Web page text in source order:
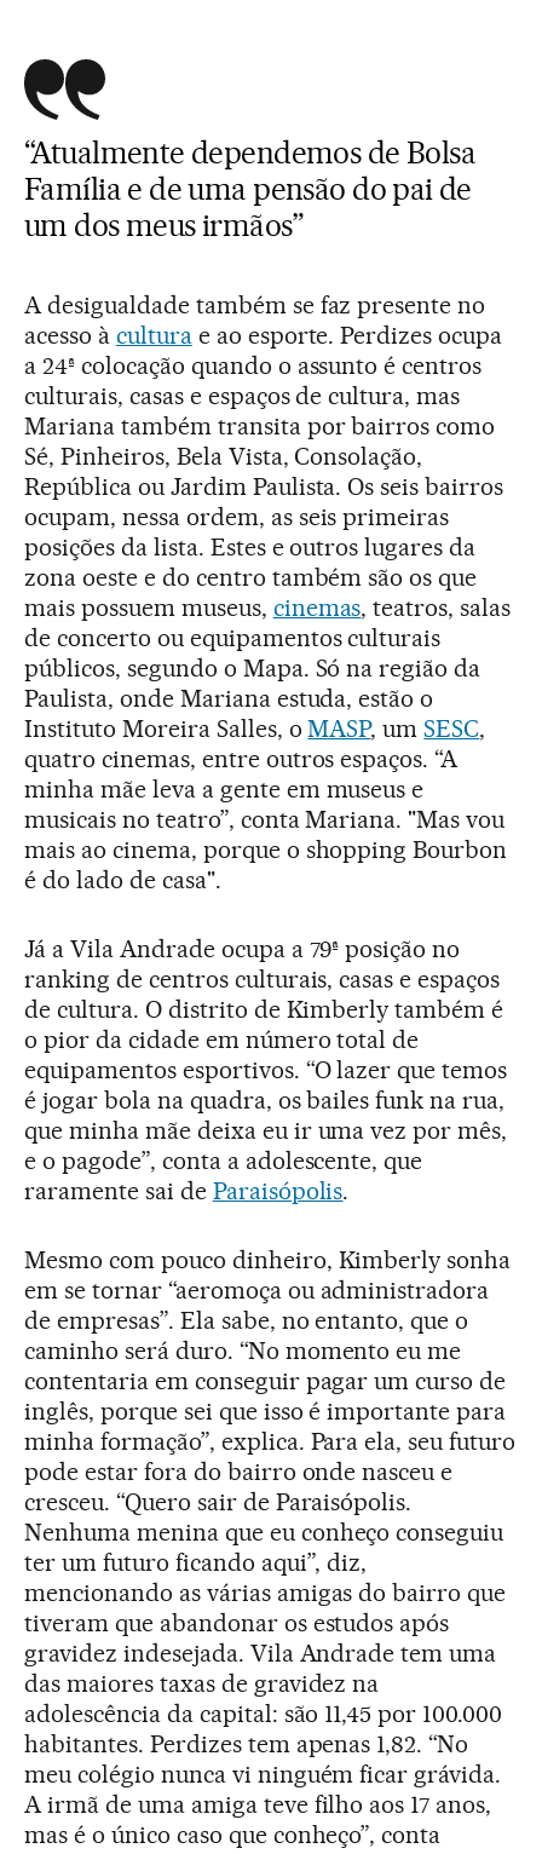
“Atualmente dependemos de Bolsa
Família e de uma pensão do pai de
um dos meus irmãos”
A desigualdade também se faz presente no
acesso à culturae ao esporte. Perdizes ocupa
a 24ª colocação quando o assunto é centros
culturais, casas e espaços de cultura, mas
Mariana também transita por bairros como
Sé, Pinheiros, Bela Vista, Consolação,
República ou Jardim Paulista. Os seis bairros
ocupam, nessa ordem, as seis primeiras
posições da lista. Estes e outros lugares da
zona oeste e do centro também são os que
mais possuem museus, cinemas, teatros, salas
de concerto ou equipamentos culturais
públicos, segundo o Mapa. Só na região da
Paulista, onde Mariana estuda, estão o
Instituto Moreira Salles, oMASP, umSESC,
quatro cinemas, entre outros espaços. “A
minha mãe leva a gente em museus e
musicais no teatro”, conta Mariana. "Mas vou
mais ao cinema, porque o shopping Bourbon
é do lado de casa".
Já a Vila Andrade ocupa a 79ª posição no
ranking de centros culturais, casas e espaços
de cultura. O distrito de Kimberly também é
o pior da cidade em número total de
equipamentos esportivos. “O lazer que temos
é jogar bola na quadra, os bailes funk na rua,
que minha mãe deixa eu ir uma vez por mês,
e o pagode”, conta a adolescente, que
raramente sai de Paraisópolis.
Mesmo com pouco dinheiro, Kimberly sonha
em se tornar “aeromoça ou administradora
de empresas”. Ela sabe, no entanto, que o
caminho será duro. “No momento eu me
contentaria em conseguir pagar um curso de
inglês, porque sei que isso é importante para
minha formação”, explica. Para ela, seu futuro
pode estar fora do bairro onde nasceu e
cresceu. “Quero sair de Paraisópolis.
Nenhuma menina que eu conheço conseguiu
ter um futuro ficando aqui”, diz,
mencionando as várias amigas do bairro que
tiveram que abandonar os estudos após
gravidez indesejada. Vila Andrade tem uma
das maiores taxas de gravidez na
adolescência da capital: são 11,45 por 100.000
habitantes. Perdizes tem apenas 1,82. “No
meu colégio nunca vi ninguém ficar grávida.
A irmã de uma amiga teve filho aos 17 anos,
mas é o único caso que conheço”, conta